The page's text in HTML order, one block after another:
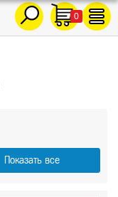
0
Показать все